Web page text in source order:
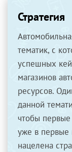
Стратегия
тематик, с
успешных
магазинов
ресурсов.
данной
чтобы первые
уже в первые
нацелена